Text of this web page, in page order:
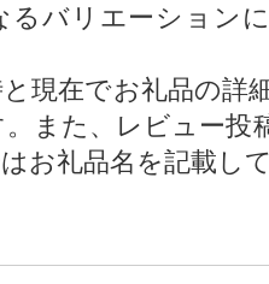
バリエーション
現在でお礼品の詳
また、レビュー投
お礼品名を記載し